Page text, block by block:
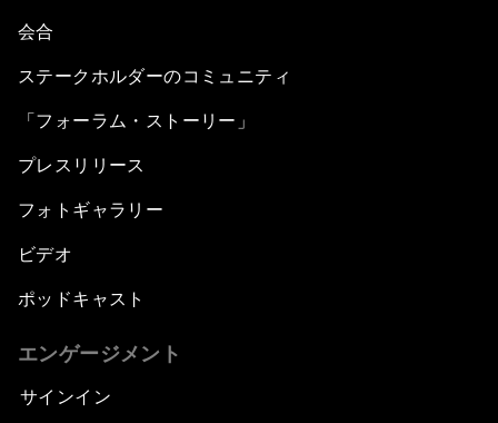
会合
ステークホルダーのコミュニティ
「フォーラム・ストーリー」
プレスリリース
フォトギャラリー
ビデオ
ポッドキャスト
エンゲージメント
サインイン